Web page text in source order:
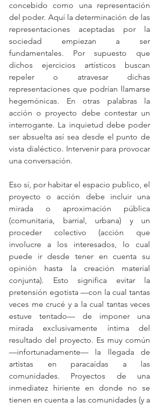
concebido como una representación
del poder. Aquí la determinación de las
representaciones aceptadas por la
sociedad empiezan a ser
fundamentales. Por supuesto que
dichos ejercicios artísticos buscan
repeler o atravesar dichas
representaciones que podrían llamarse
hegemónicas. En otras palabras la
acción o proyecto debe contestar un
interrogante. La inquietud debe poder
ser absuelta así sea desde el punto de
vista dialéctico. Intervenir para provocar
una conversación.
Eso sí, por habitar el espacio publico, el
proyecto o acción debe incluir una
mirada o aproximación pública
(comunitaria, barrial, urbana) y un
proceder colectivo (acción que
involucre a los interesados, lo cual
puede ir desde tener en cuenta su
opinión hasta la creación material
conjunta). Esto significa evitar la
pretensión egotista —con la cual tantas
veces me crucé y a la cual tantas veces
estuve tentado— de imponer una
mirada exclusivamente íntima del
resultado del proyecto. Es muy común
—infortunadamente— la llegada de
artistas en paracaídas a las
comunidades. Proyectos de una
inmediatez hiriente en donde no se
tienen en cuenta a las comunidades (y a